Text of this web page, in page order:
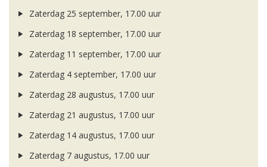
Zaterdag 25 september, 17.00 uur
Zaterdag 18 september, 17.00 uur
Zaterdag 11 september, 17.00 uur
Zaterdag 4 september, 17.00 uur
Zaterdag 28 augustus, 17.00 uur
Zaterdag 21 augustus, 17.00 uur
Zaterdag 14 augustus, 17.00 uur
Zaterdag 7 augustus, 17.00 uur